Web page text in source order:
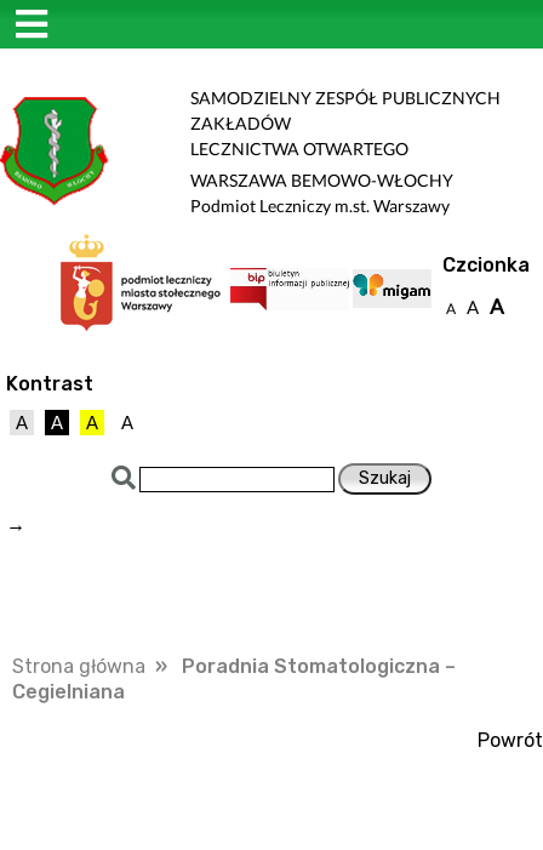
SAMODZIELNY ZESPÓŁ PUBLICZNYCH
ZAKŁADÓW
LECZNICTWA OTWARTEGO
WARSZAWA BEMOWO-WŁOCHY
Podmiot Leczniczy m.st. Warszawy
Czcionka
A A A
Kontrast
A A A A
→
Strona główna » Poradnia Stomatologiczna –
Cegielniana
Powrót